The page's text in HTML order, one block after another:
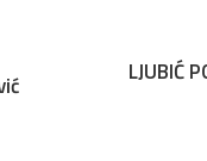
LJUBIĆ